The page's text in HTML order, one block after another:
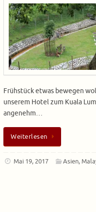
Frühstück etwas bewegen
unserem Hotel zum Kuala
angenehm…
Weiterlesen
Mai 19, 2017 Asien,